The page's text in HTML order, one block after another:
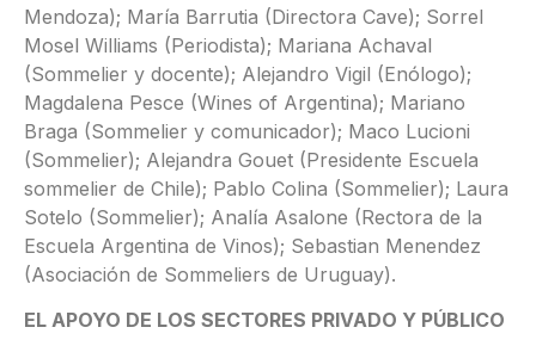
Mendoza); María Barrutia (Directora Cave); Sorrel
Mosel Williams (Periodista); Mariana Achaval
(Sommelier y docente); Alejandro Vigil (Enólogo);
Magdalena Pesce (Wines of Argentina); Mariano
Braga (Sommelier y comunicador); Maco Lucioni
(Sommelier); Alejandra Gouet (Presidente Escuela
sommelier de Chile); Pablo Colina (Sommelier); Laura
Sotelo (Sommelier); Analía Asalone (Rectora de la
Escuela Argentina de Vinos); Sebastian Menendez
(Asociación de Sommeliers de Uruguay).
EL APOYO DE LOS SECTORES PRIVADO Y PÚBLICO